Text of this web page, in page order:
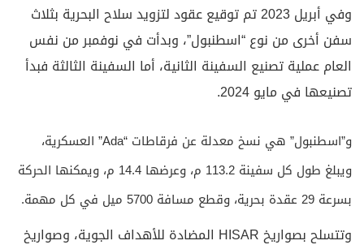
وفي أبريل 2023 تم توقيع عقود لتزويد سلاح البحرية بثلاث
سفن أخرى من نوع “اسطنبول”، وبدأت في نوفمبر من نفس
العام عملية تصنيع السفينة الثانية، أما السفينة الثالثة فبدأ
تصنيعها في مايو 2024.
و”اسطنبول” هي نسخ معدلة عن فرقاطات “Ada” العسكرية،
ويبلغ طول كل سفينة 113.2 م، وعرضها 14.4 م، ويمكنها الحركة
بسرعة 29 عقدة بحرية، وقطع مسافة 5700 ميل في كل مهمة.
وتتسلح بصواريخ HISAR المضادة للأهداف الجوية، وصواريخ